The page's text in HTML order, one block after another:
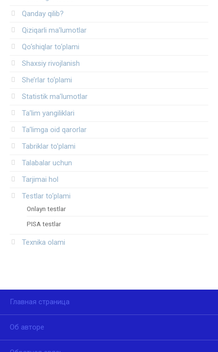
Qanday qilib?
Qiziqarli ma’lumotlar
Qo‘shiqlar to‘plami
Shaxsiy rivojlanish
She’rlar to‘plami
Statistik ma’lumotlar
Ta’lim yangiliklari
Ta’limga oid qarorlar
Tabriklar to'plami
Talabalar uchun
Tarjimai hol
Testlar to‘plami
Onlayn testlar
PISA testlar
Texnika olami
Главная страница
Об авторе